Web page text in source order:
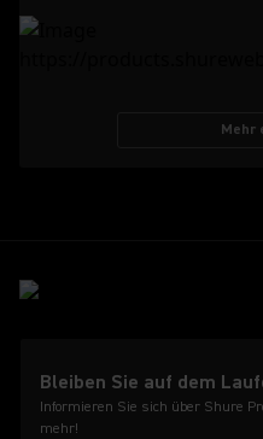
Mehr
Bleiben Sie auf dem
Informieren Sie sich über Shure
mehr!